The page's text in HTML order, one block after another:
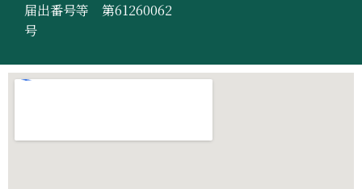
届出番号等 第61260062
号